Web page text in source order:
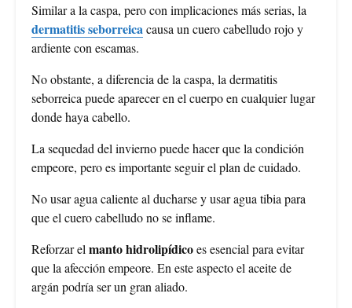
Similar a la caspa, pero con implicaciones más serias, la
dermatitis seborreica causa un cuero cabelludo rojo y
ardiente con escamas.
No obstante, a diferencia de la caspa, la dermatitis
seborreica puede aparecer en el cuerpo en cualquier lugar
donde haya cabello.
La sequedad del invierno puede hacer que la condición
empeore, pero es importante seguir el plan de cuidado.
No usar agua caliente al ducharse y usar agua tibia para
que el cuero cabelludo no se inflame.
Reforzar el manto hidrolipídicoes esencial para evitar
que la afección empeore. En este aspecto el aceite de
argán podría ser un gran aliado.